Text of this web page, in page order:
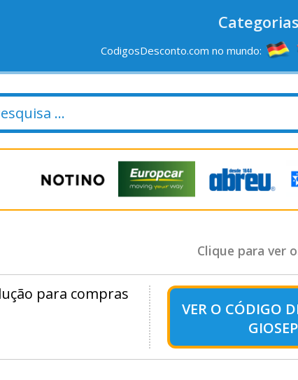
Categorias
CodigosDesconto.com no mundo:
LOJAS
Clique para ver
para compras
VER O CÓDIGO